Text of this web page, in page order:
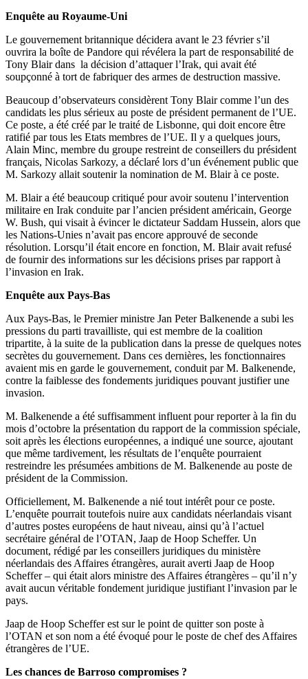
Enquête au Royaume-Uni
Le gouvernement britannique décidera avant le 23 février s’il
ouvrira la boîte de Pandore qui révélera la part de responsabilité de
Tony Blair dans la décision d’attaquer l’Irak, qui avait été
soupçonné à tort de fabriquer des armes de destruction massive.
Beaucoup d’observateurs considèrent Tony Blair comme l’un des
candidats les plus sérieux au poste de président permanent de l’UE.
Ce poste, a été créé par le traité de Lisbonne, qui doit encore être
ratifié par tous les Etats membres de l’UE. Il y a quelques jours,
Alain Minc, membre du groupe restreint de conseillers du président
français, Nicolas Sarkozy, a déclaré lors d’un événement public que
M. Sarkozy allait soutenir la nomination de M. Blair à ce poste.
M. Blair a été beaucoup critiqué pour avoir soutenu l’intervention
militaire en Irak conduite par l’ancien président américain, George
W. Bush, qui visait à évincer le dictateur Saddam Hussein, alors que
les Nations-Unies n’avait pas encore approuvé de seconde
résolution. Lorsqu’il était encore en fonction, M. Blair avait refusé
de fournir des informations sur les décisions prises par rapport à
l’invasion en Irak.
Enquête aux Pays-Bas
Aux Pays-Bas, le Premier ministre Jan Peter Balkenende a subi les
pressions du parti travailliste, qui est membre de la coalition
tripartite, à la suite de la publication dans la presse de quelques notes
secrètes du gouvernement. Dans ces dernières, les fonctionnaires
avaient mis en garde le gouvernement, conduit par M. Balkenende,
contre la faiblesse des fondements juridiques pouvant justifier une
invasion.
M. Balkenende a été suffisamment influent pour reporter à la fin du
mois d’octobre la présentation du rapport de la commission spéciale,
soit après les élections européennes, a indiqué une source, ajoutant
que même tardivement, les résultats de l’enquête pourraient
restreindre les présumées ambitions de M. Balkenende au poste de
président de la Commission.
Officiellement, M. Balkenende a nié tout intérêt pour ce poste.
L’enquête pourrait toutefois nuire aux candidats néerlandais visant
d’autres postes européens de haut niveau, ainsi qu’à l’actuel
secrétaire général de l’OTAN, Jaap de Hoop Scheffer. Un
document, rédigé par les conseillers juridiques du ministère
néerlandais des Affaires étrangères, aurait averti Jaap de Hoop
Scheffer – qui était alors ministre des Affaires étrangères – qu’il n’y
avait aucun véritable fondement juridique justifiant l’invasion par le
pays.
Jaap de Hoop Scheffer est sur le point de quitter son poste à
l’OTAN et son nom a été évoqué pour le poste de chef des Affaires
étrangères de l’UE.
Les chances de Barroso compromises ?